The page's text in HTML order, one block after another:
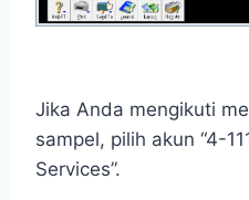
Jika Anda mengikuti
sampel, pilih akun “4-
Services”.